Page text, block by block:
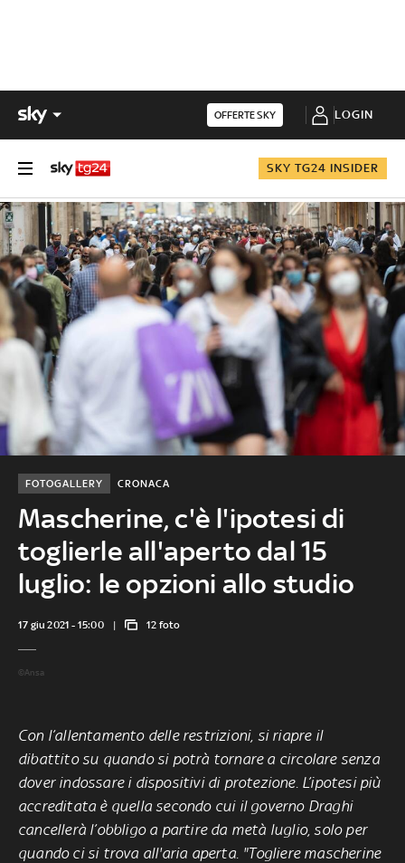
OFFERTE SKY LOGIN
SKY TG24 INSIDER
Mascherine, c'è l'ipotesi di
toglierle all'aperto dal 15
luglio: le opzioni allo studio
CRONACA
FOTOGALLERY
17 giu 2021 - 15:00 12 foto
©Ansa
Con l’allentamento delle restrizioni, si riapre il
dibattito su quando si potrà tornare a circolare senza
dover indossare i dispositivi di protezione. L’ipotesi più
accreditata è quella secondo cui il governo Draghi
cancellerà l’obbligo a partire da metà luglio, solo per
quando ci si trova all'aria aperta. "Togliere mascherine